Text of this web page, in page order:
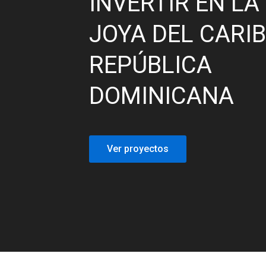
JOYA DEL
REPÚBLICA
DOMINICANA
Ver proyectos